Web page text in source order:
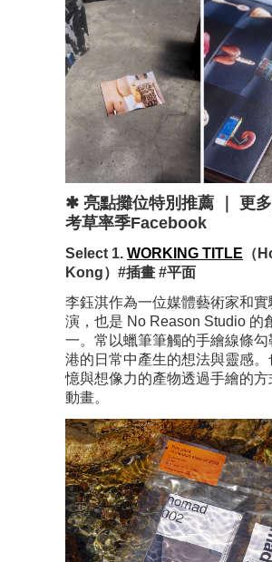
✱ 亮點攤位特別推薦 ｜ 更
考草率季Facebook
Select 1. WORKING TITLE （
Kong）#插畫 #平面
李鈺淇作為一位媒體藝術家和實
演，也是 No Reason Studio 的
一。常以蠟筆筆觸的手繪線條勾
港的日常中產生的想法與靈感。
憶與想像力的產物透過手繪的方
動畫。